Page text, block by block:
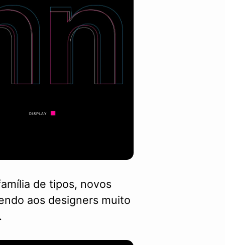
de tipos, novos
aos designers muito